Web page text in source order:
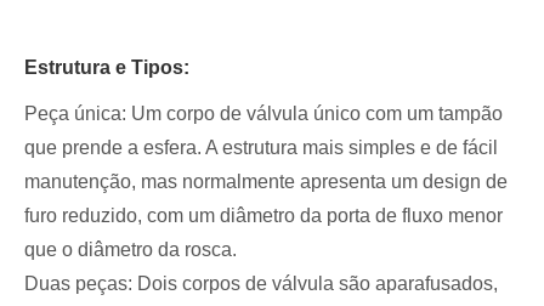
Estrutura e Tipos:
Peça única: Um corpo de válvula único com um tampão
que prende a esfera. A estrutura mais simples e de fácil
manutenção, mas normalmente apresenta um design de
furo reduzido, com um diâmetro da porta de fluxo menor
que o diâmetro da rosca.
Duas peças: Dois corpos de válvula são aparafusados,